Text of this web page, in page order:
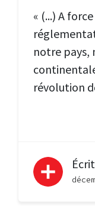
« (...) A
notre pays,
révolution